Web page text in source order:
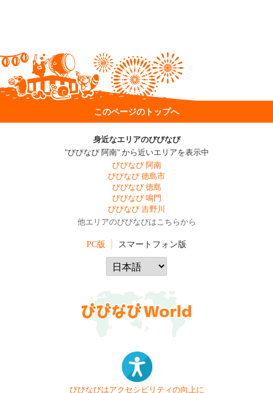
このページのトップへ
身近なエリアのびびなび
"びびなび 阿南" から近いエリアを表示中
びびなび 阿南
びびなび 徳島市
びびなび 徳島
びびなび 鳴門
びびなび 吉野川
他エリアのびびなびはこちらから
PC版 スマートフォン版
びびなびはアクセシビリティの向上に